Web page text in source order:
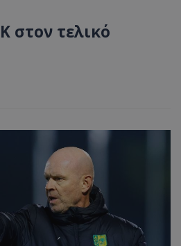
στον τελικό